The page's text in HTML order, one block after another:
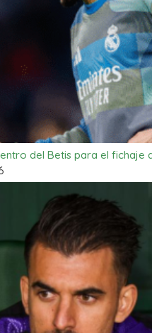
del Betis para el fichaje